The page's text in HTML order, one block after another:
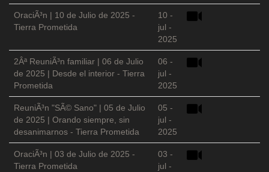
OraciÃ³n | 10 de Julio de 2025 -
Tierra Prometida
10 -
jul -
2025
2Âª ReuniÃ³n familiar | 06 de Julio
de 2025 | Desde el interior - Tierra
Prometida
06 -
jul -
2025
ReuniÃ³n "SÃ© Sano" | 05 de Julio
de 2025 | Orando siempre, sin
desanimarnos - Tierra Prometida
05 -
jul -
2025
OraciÃ³n | 03 de Julio de 2025 -
Tierra Prometida
03 -
jul -